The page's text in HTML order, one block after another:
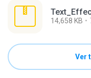
14,658 KB
Ver